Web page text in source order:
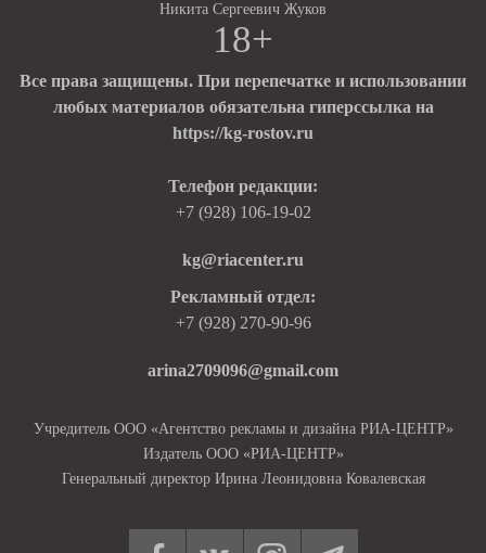
Никита Сергеевич Жуков
18+
Все права защищены. При перепечатке и использовании
любых материалов обязательна гиперссылка на
https://kg-rostov.ru
Телефон редакции:
+7 (928) 106-19-02
kg@riacenter.ru
Рекламный отдел:
+7 (928) 270-90-96
arina2709096@gmail.com
Учредитель ООО «Агентство рекламы и дизайна РИА-ЦЕНТР»
Издатель ООО «РИА-ЦЕНТР»
Генеральный директор Ирина Леонидовна Ковалевская